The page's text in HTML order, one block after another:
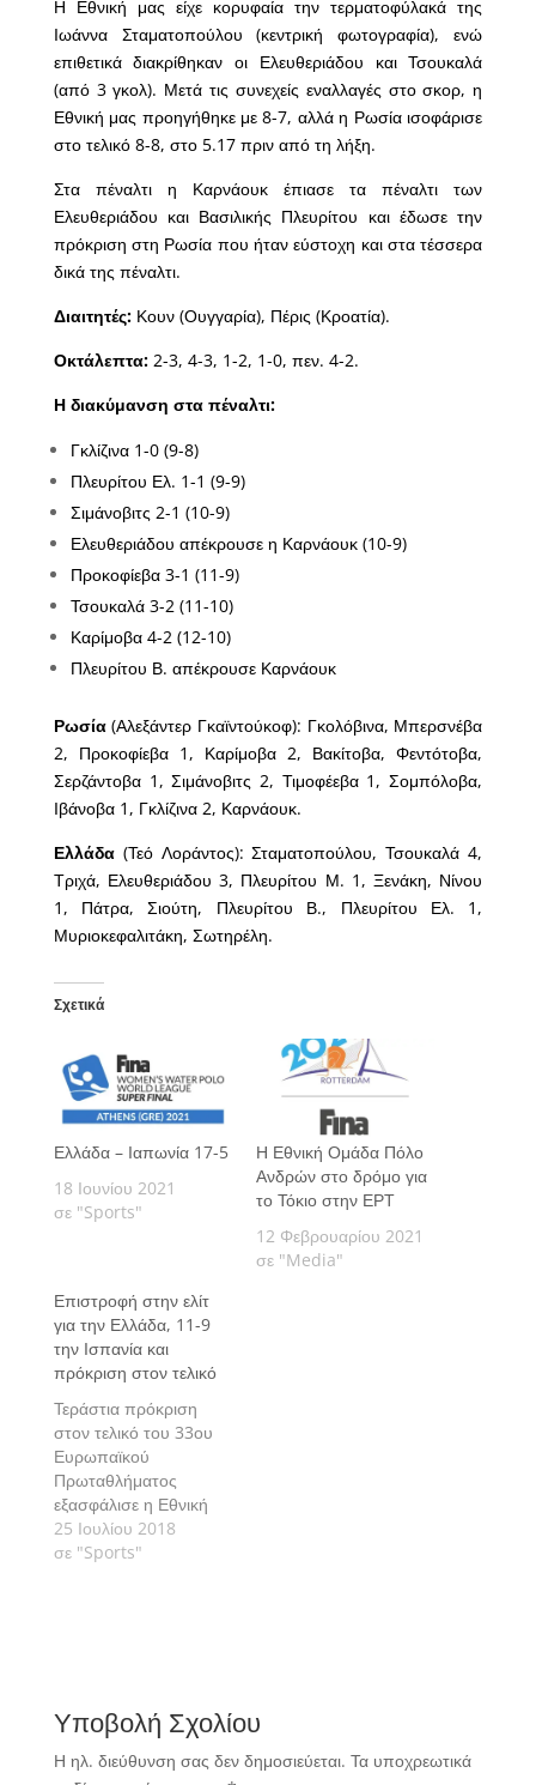
Η Εθνική μας είχε κορυφαία την τερματοφύλακά της
Ιωάννα Σταματοπούλου (κεντρική φωτογραφία), ενώ
επιθετικά διακρίθηκαν οι Ελευθεριάδου και Τσουκαλά
(από 3 γκολ). Μετά τις συνεχείς εναλλαγές στο σκορ, η
Εθνική μας προηγήθηκε με 8-7, αλλά η Ρωσία ισοφάρισε
στο τελικό 8-8, στο 5.17 πριν από τη λήξη.
Στα πέναλτι η Καρνάουκ έπιασε τα πέναλτι των
Ελευθεριάδου και Βασιλικής Πλευρίτου και έδωσε την
πρόκριση στη Ρωσία που ήταν εύστοχη και στα τέσσερα
δικά της πέναλτι.
Διαιτητές:Κουν (Ουγγαρία), Πέρις (Κροατία).
Οκτάλεπτα:2-3, 4-3, 1-2, 1-0, πεν. 4-2.
Η διακύμανση στα πέναλτι:
Γκλίζινα 1-0 (9-8)
Πλευρίτου Ελ. 1-1 (9-9)
Σιμάνοβιτς 2-1 (10-9)
Ελευθεριάδου απέκρουσε η Καρνάουκ (10-9)
Προκοφίεβα 3-1 (11-9)
Τσουκαλά 3-2 (11-10)
Καρίμοβα 4-2 (12-10)
Πλευρίτου Β. απέκρουσε Καρνάουκ
Ρωσία(Αλεξάντερ Γκαϊντούκοφ): Γκολόβινα, Μπερσνέβα
2, Προκοφίεβα 1, Καρίμοβα 2, Βακίτοβα, Φεντότοβα,
Σερζάντοβα 1, Σιμάνοβιτς 2, Τιμοφέεβα 1, Σομπόλοβα,
Ιβάνοβα 1, Γκλίζινα 2, Καρνάουκ.
Ελλάδα(Τεό Λοράντος): Σταματοπούλου, Τσουκαλά 4,
Τριχά, Ελευθεριάδου 3, Πλευρίτου Μ. 1, Ξενάκη, Νίνου
1, Πάτρα, Σιούτη, Πλευρίτου Β., Πλευρίτου Ελ. 1,
Μυριοκεφαλιτάκη, Σωτηρέλη.
Σχετικά
Ελλάδα – Ιαπωνία 17-5
18 Ιουνίου 2021
σε "Sports"
Η Εθνική Ομάδα Πόλο
Ανδρών στο δρόμο για
το Τόκιο στην ΕΡΤ
12 Φεβρουαρίου 2021
σε "Media"
Επιστροφή στην ελίτ
για την Ελλάδα, 11-9
την Ισπανία και
πρόκριση στον τελικό
Τεράστια πρόκριση
στον τελικό του 33ου
Ευρωπαϊκού
Πρωταθλήματος
εξασφάλισε η Εθνική
μας ομάδα
υδατοσφαίρισης
25 Ιουλίου 2018
σε "Sports"
Υποβολή Σχολίου
Η ηλ. διεύθυνση σας δεν δημοσιεύεται. Τα υποχρεωτικά